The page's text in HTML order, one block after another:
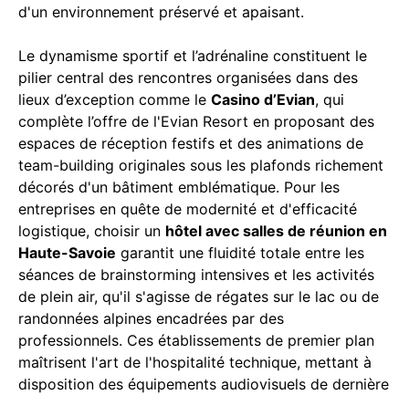
d'un environnement préservé et apaisant.
Le dynamisme sportif et l’adrénaline constituent le
pilier central des rencontres organisées dans des
lieux d’exception comme le Casino d’Evian, qui
complète l’offre de l'Evian Resort en proposant des
espaces de réception festifs et des animations de
team-building originales sous les plafonds richement
décorés d'un bâtiment emblématique. Pour les
entreprises en quête de modernité et d'efficacité
logistique, choisir un hôtel avec salles de réunion en
Haute-Savoie garantit une fluidité totale entre les
séances de brainstorming intensives et les activités
de plein air, qu'il s'agisse de régates sur le lac ou de
randonnées alpines encadrées par des
professionnels. Ces établissements de premier plan
maîtrisent l'art de l'hospitalité technique, mettant à
disposition des équipements audiovisuels de dernière